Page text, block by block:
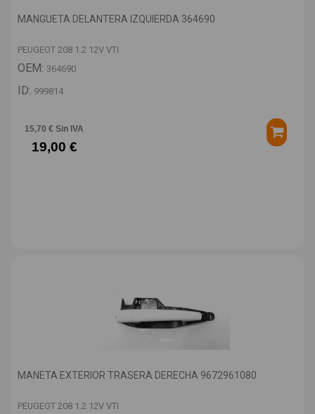
MANGUETA DELANTERA IZQUIERDA 364690
PEUGEOT 208 1.2 12V VTI
OEM: 364690
ID: 999814
15,70 € Sin IVA
19,00 €
MANETA EXTERIOR TRASERA DERECHA 9672961080
PEUGEOT 208 1.2 12V VTI